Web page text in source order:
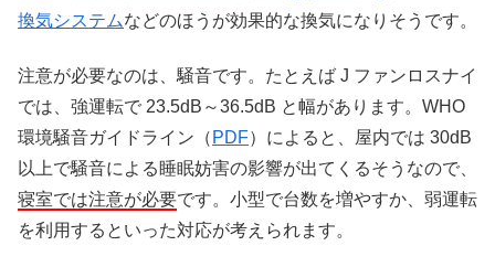
換気システムなどのほうが効果的な換気になりそうです。
注意が必要なのは、騒音です。たとえば J ファンロスナイ
では、強運転で 23.5dB～36.5dB と幅があります。WHO
環境騒音ガイドライン（ PDF）によると、屋内では 30dB
以上で騒音による睡眠妨害の影響が出てくるそうなので、
寝室では注意が必要です。小型で台数を増やすか、弱運転
を利用するといった対応が考えられます。